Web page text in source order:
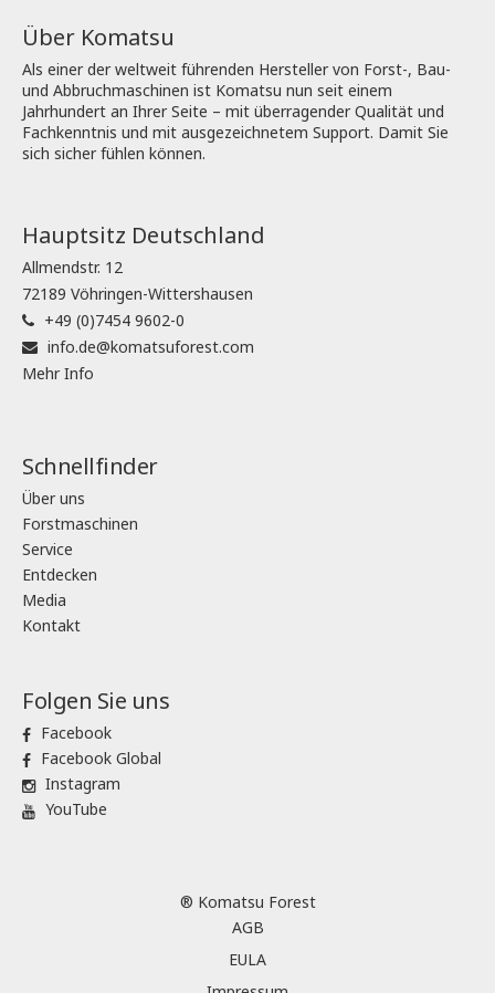
Über Komatsu
Als einer der weltweit führenden Hersteller von Forst-, Bau-
und Abbruchmaschinen ist Komatsu nun seit einem
Jahrhundert an Ihrer Seite – mit überragender Qualität und
Fachkenntnis und mit ausgezeichnetem Support. Damit Sie
sich sicher fühlen können.
Hauptsitz Deutschland
Allmendstr. 12
72189 Vöhringen-Wittershausen
+49 (0)7454 9602-0
info.de@komatsuforest.com
Mehr Info
Schnellfinder
Über uns
Forstmaschinen
Service
Entdecken
Media
Kontakt
Folgen Sie uns
Facebook
Facebook Global
Instagram
YouTube
® Komatsu Forest
AGB
EULA